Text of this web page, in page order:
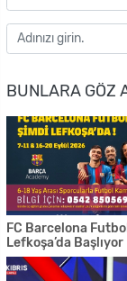
BUNLARA GÖZ
FC Barcelona
Lefkoşa’da Başlıyor